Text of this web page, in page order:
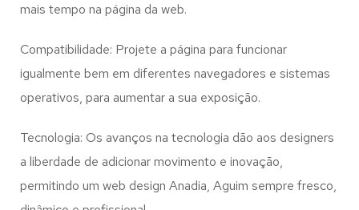
mais tempo na página da web.
Compatibilidade: Projete a página para funcionar
igualmente bem em diferentes navegadores e sistemas
operativos, para aumentar a sua exposição.
Tecnologia: Os avanços na tecnologia dão aos designers
a liberdade de adicionar movimento e inovação,
permitindo um web design Anadia, Aguim sempre fresco,